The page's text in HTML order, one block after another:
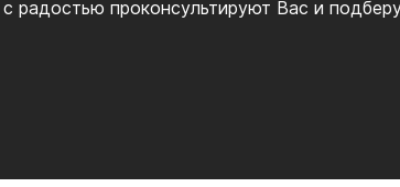
радостью проконсультируют Вас и